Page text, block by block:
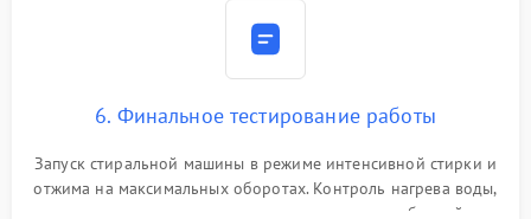
6. Финальное тестирование работы
Запуск стиральной машины в режиме интенсивной стирки и
отжима на максимальных оборотах. Контроль нагрева воды,
корректности слива, отсутствия излишних вибраций,